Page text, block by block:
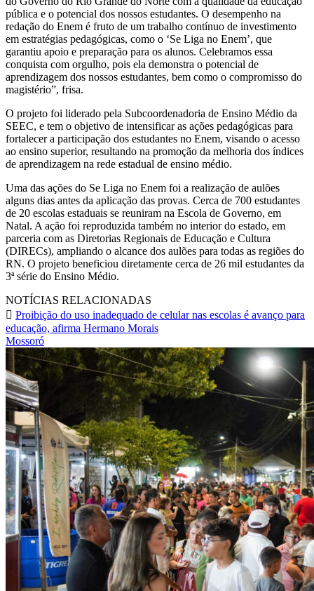
pública e o potencial dos nossos estudantes. O desempenho na
redação do Enem é fruto de um trabalho contínuo de investimento
em estratégias pedagógicas, como o ‘Se Liga no Enem’, que
garantiu apoio e preparação para os alunos. Celebramos essa
conquista com orgulho, pois ela demonstra o potencial de
aprendizagem dos nossos estudantes, bem como o compromisso do
magistério”, frisa.
O projeto foi liderado pela Subcoordenadoria de Ensino Médio da
SEEC, e tem o objetivo de intensificar as ações pedagógicas para
fortalecer a participação dos estudantes no Enem, visando o acesso
ao ensino superior, resultando na promoção da melhoria dos índices
de aprendizagem na rede estadual de ensino médio.
Uma das ações do Se Liga no Enem foi a realização de aulões
alguns dias antes da aplicação das provas. Cerca de 700 estudantes
de 20 escolas estaduais se reuniram na Escola de Governo, em
Natal. A ação foi reproduzida também no interior do estado, em
parceria com as Diretorias Regionais de Educação e Cultura
(DIRECs), ampliando o alcance dos aulões para todas as regiões do
RN. O projeto beneficiou diretamente cerca de 26 mil estudantes da
3ª série do Ensino Médio.
NOTÍCIAS RELACIONADAS
Proibição do uso inadequado de celular nas escolas é avanço para
educação, afirma Hermano Morais
Mossoró